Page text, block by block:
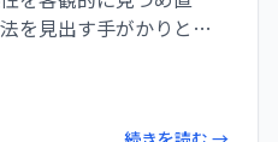
を見出す手がかりとな
ら導き出される相性や運
すタイミングや乗り越